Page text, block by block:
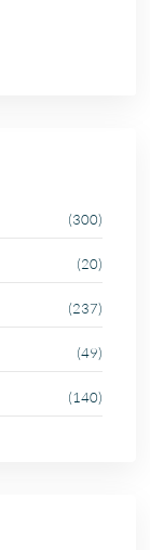
(300)
(20)
(237)
(49)
(140)